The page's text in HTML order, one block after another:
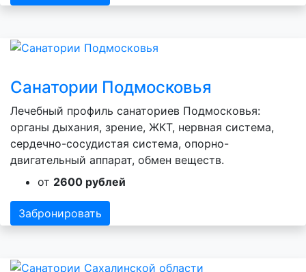
Санатории Подмосковья
Лечебный профиль санаториев Подмосковья:
органы дыхания, зрение, ЖКТ, нервная система,
сердечно-сосудистая система, опорно-
двигательный аппарат, обмен веществ.
от 2600 рублей
Забронировать